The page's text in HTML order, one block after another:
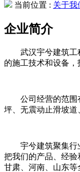
当前位置 : 关于我
企业简介
武汉宇兮建筑
的施工技术和设备
公司经营的范
坪、无震动止滑坡道
宇兮建筑聚集行
把我们的产品、经
甘肃、河南、山东